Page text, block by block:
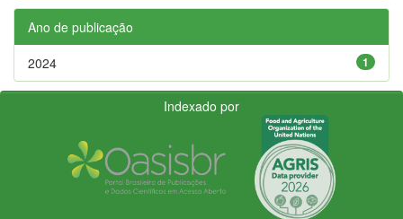
Ano de publicação
1
2024
Indexado por